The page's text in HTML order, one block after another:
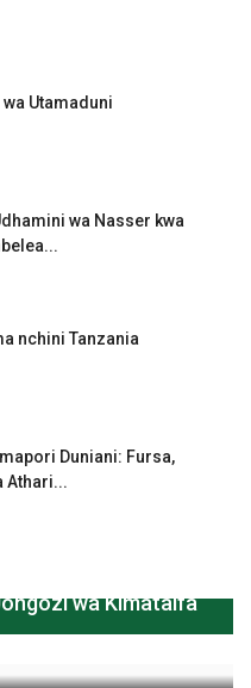
Utamaduni
wa Nasser kwa
nchini Tanzania
Duniani: Fursa,
Athari...
wa Kimataifa